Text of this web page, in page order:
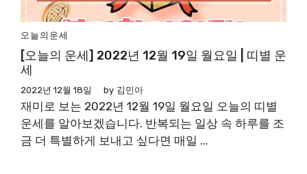
오늘의운세
[오늘의 운세] 2022년 12월 19일 월요일 | 띠별 운
세
2022년 12월 18일 by 김민아
재미로 보는 2022년 12월 19일 월요일 오늘의 띠별
운세를 알아보겠습니다. 반복되는 일상 속 하루를 조
금 더 특별하게 보내고 싶다면 매일 ...